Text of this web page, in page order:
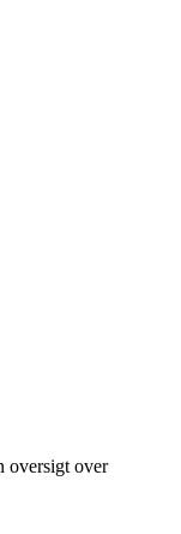
oversigt over